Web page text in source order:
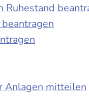
Anlagen mitteilen